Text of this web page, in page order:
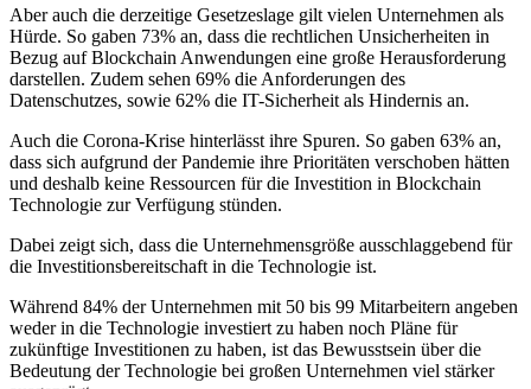
Aber auch die derzeitige Gesetzeslage gilt vielen Unternehmen als
Hürde. So gaben 73% an, dass die rechtlichen Unsicherheiten in
Bezug auf Blockchain Anwendungen eine große Herausforderung
darstellen. Zudem sehen 69% die Anforderungen des
Datenschutzes, sowie 62% die IT-Sicherheit als Hindernis an.
Auch die Corona-Krise hinterlässt ihre Spuren. So gaben 63% an,
dass sich aufgrund der Pandemie ihre Prioritäten verschoben hätten
und deshalb keine Ressourcen für die Investition in Blockchain
Technologie zur Verfügung stünden.
Dabei zeigt sich, dass die Unternehmensgröße ausschlaggebend für
die Investitionsbereitschaft in die Technologie ist.
Während 84% der Unternehmen mit 50 bis 99 Mitarbeitern angeben
weder in die Technologie investiert zu haben noch Pläne für
zukünftige Investitionen zu haben, ist das Bewusstsein über die
Bedeutung der Technologie bei großen Unternehmen viel stärker